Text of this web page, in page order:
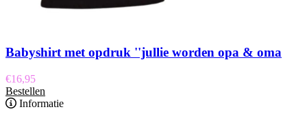
Babyshirt met opdruk ''jullie worden opa & oma
€16,95
Bestellen
Informatie